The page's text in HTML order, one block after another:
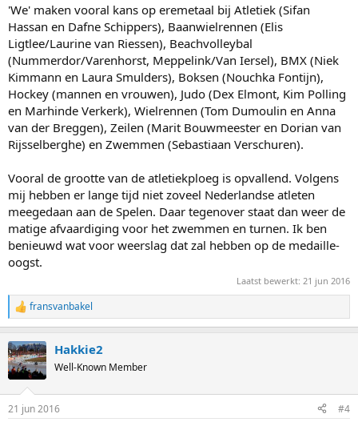
'We' maken vooral kans op eremetaal bij Atletiek (Sifan
Hassan en Dafne Schippers), Baanwielrennen (Elis
Ligtlee/Laurine van Riessen), Beachvolleybal
(Nummerdor/Varenhorst, Meppelink/Van Iersel), BMX (Niek
Kimmann en Laura Smulders), Boksen (Nouchka Fontijn),
Hockey (mannen en vrouwen), Judo (Dex Elmont, Kim Polling
en Marhinde Verkerk), Wielrennen (Tom Dumoulin en Anna
van der Breggen), Zeilen (Marit Bouwmeester en Dorian van
Rijsselberghe) en Zwemmen (Sebastiaan Verschuren).
Vooral de grootte van de atletiekploeg is opvallend. Volgens
mij hebben er lange tijd niet zoveel Nederlandse atleten
meegedaan aan de Spelen. Daar tegenover staat dan weer de
matige afvaardiging voor het zwemmen en turnen. Ik ben
benieuwd wat voor weerslag dat zal hebben op de medaille-
oogst.
Laatst bewerkt: 21 jun 2016
R
e
c
t
i
s
fransvanbakel
Hakkie2
Well-Known Member
21 jun 2016 #4